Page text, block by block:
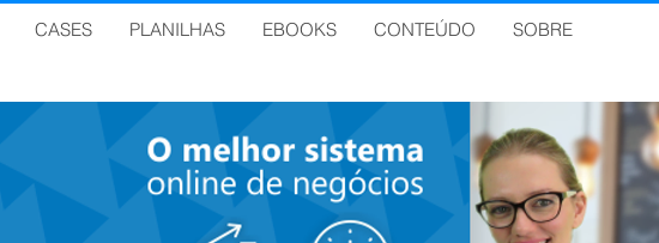
CASES PLANILHAS EBOOKS CONTEÚDO SOBRE